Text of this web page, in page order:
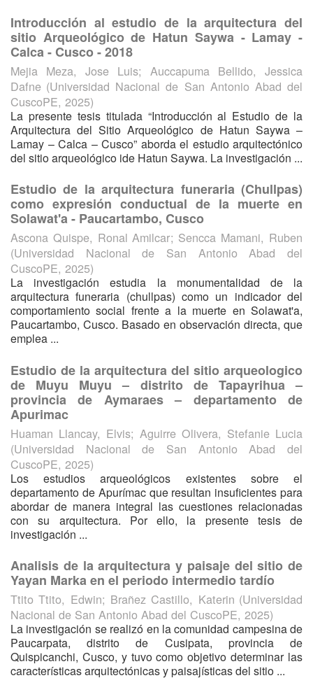
Introducción al estudio de la arquitectura del
sitio Arqueológico de Hatun Saywa - Lamay -
Calca - Cusco - 2018
Mejia Meza, Jose Luis; Auccapuma Bellido, Jessica
Dafne (Universidad Nacional de San Antonio Abad del
CuscoPE, 2025)
La presente tesis titulada “Introducción al Estudio de la
Arquitectura del Sitio Arqueológico de Hatun Saywa –
Lamay – Calca – Cusco” aborda el estudio arquitectónico
del sitio arqueológico ide Hatun Saywa. La investigación ...
Estudio de la arquitectura funeraria (Chullpas)
como expresión conductual de la muerte en
Solawat'a - Paucartambo, Cusco
Ascona Quispe, Ronal Amilcar; Sencca Mamani, Ruben
(Universidad Nacional de San Antonio Abad del
CuscoPE, 2025)
La investigación estudia la monumentalidad de la
arquitectura funeraria (chullpas) como un indicador del
comportamiento social frente a la muerte en Solawat'a,
Paucartambo, Cusco. Basado en observación directa, que
emplea ...
Estudio de la arquitectura del sitio arqueologico
de Muyu Muyu – distrito de Tapayrihua –
provincia de Aymaraes – departamento de
Apurimac
Huaman Llancay, Elvis; Aguirre Olivera, Stefanie Lucia
(Universidad Nacional de San Antonio Abad del
CuscoPE, 2025)
Los estudios arqueológicos existentes sobre el
departamento de Apurímac que resultan insuficientes para
abordar de manera integral las cuestiones relacionadas
con su arquitectura. Por ello, la presente tesis de
investigación ...
Analisis de la arquitectura y paisaje del sitio de
Yayan Marka en el periodo intermedio tardío
Ttito Ttito, Edwin; Brañez Castillo, Katerin (Universidad
Nacional de San Antonio Abad del CuscoPE, 2025)
La investigación se realizó en la comunidad campesina de
Paucarpata, distrito de Cusipata, provincia de
Quispicanchi, Cusco, y tuvo como objetivo determinar las
características arquitectónicas y paisajísticas del sitio ...